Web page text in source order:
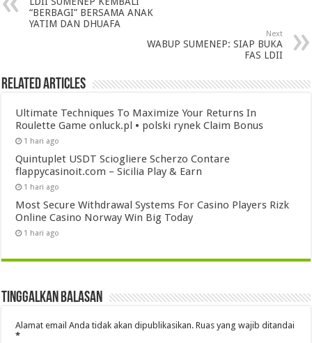
“BERBAGI” BERSAMA ANAK
YATIM DAN DHUAFA
Next
WABUP SUMENEP: SIAP BUKA
FAS LDII
Related Articles
Ultimate Techniques To Maximize Your Returns In
Roulette Game onluck.pl • polski rynek Claim Bonus
1 hari ago
Quintuplet USDT Sciogliere Scherzo Contare
flappycasinoit.com – Sicilia Play & Earn
1 hari ago
Most Secure Withdrawal Systems For Casino Players Rizk
Online Casino Norway Win Big Today
1 hari ago
Tinggalkan Balasan
Alamat email Anda tidak akan dipublikasikan. Ruas yang wajib ditandai
*